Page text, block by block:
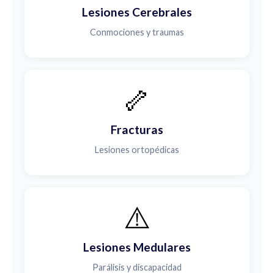
Lesiones Cerebrales
Conmociones y traumas
🦴
Fracturas
Lesiones ortopédicas
⚠️
Lesiones Medulares
Parálisis y discapacidad